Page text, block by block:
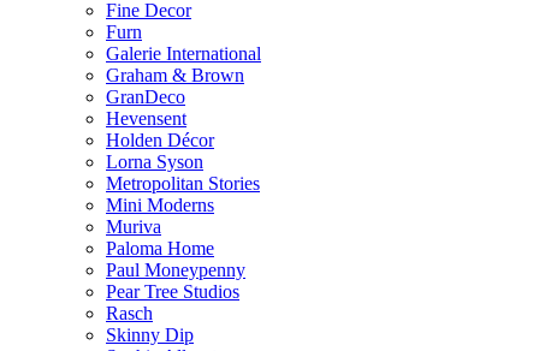
Fine Decor
Furn
Galerie International
Graham & Brown
GranDeco
Hevensent
Holden Décor
Lorna Syson
Metropolitan Stories
Mini Moderns
Muriva
Paloma Home
Paul Moneypenny
Pear Tree Studios
Rasch
Skinny Dip